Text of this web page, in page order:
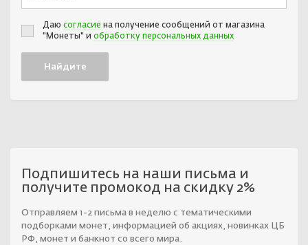
Даю согласие на получение сообщений от магазина
"Монеты" и обработку персональных данных
Подпишитесь на наши письма и
получите промокод на скидку 2%
Отправляем 1-2 письма в неделю с тематическими
подборками монет, информацией об акциях, новинках ЦБ
РФ, монет и банкнот со всего мира.